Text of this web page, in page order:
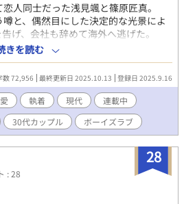
人同士だった浅見颯と篠原匠真。
と、偶然目にした決定的な光景によ
告げ、会社も辞めて海外へ逃げた。
を待っていたのは、営業部長となっ
「推薦」により、颯は匠真の秘書と
けても避けきれない視線。 逃げ場の
まだ誤解も、心の傷も解けていない
に支配されていく。 立場が逆転し
望の狭間で揺れ動く。 誤解を越えら
れ違うのか──。 大人になった彼ら
い熱の先にある。 本作は、YouTube
」 にて公開されるオリジナル楽曲と
の曲が用意され、物語のシーンと音
ています。 読みながら聴くこと
より鮮明に響き、物語世界を深く味
きを読む
数 72,956 最終更新日 2025.10.13 登録日 2025.9.16
執着 現代
連載中
30代カップル ボーイズラブ
28
: 28